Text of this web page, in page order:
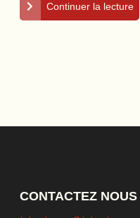
Continuer la lecture
CONTACTEZ NOUS